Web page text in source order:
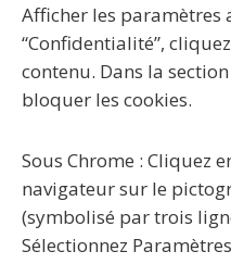
Afficher les paramètres
“Confidentialité”,
contenu. Dans la section
bloquer les cookies.
Sous Chrome : Cliquez
navigateur sur le
(symbolisé par trois
Sélectionnez